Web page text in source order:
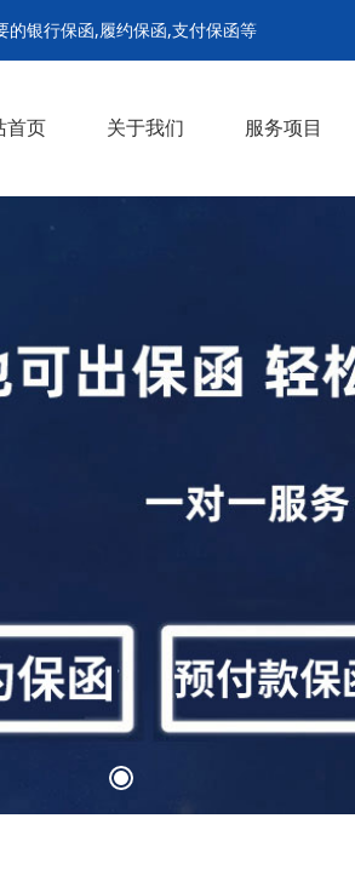
的银行保函,履约保函,支付保函等
首页 关于我们 服务项目